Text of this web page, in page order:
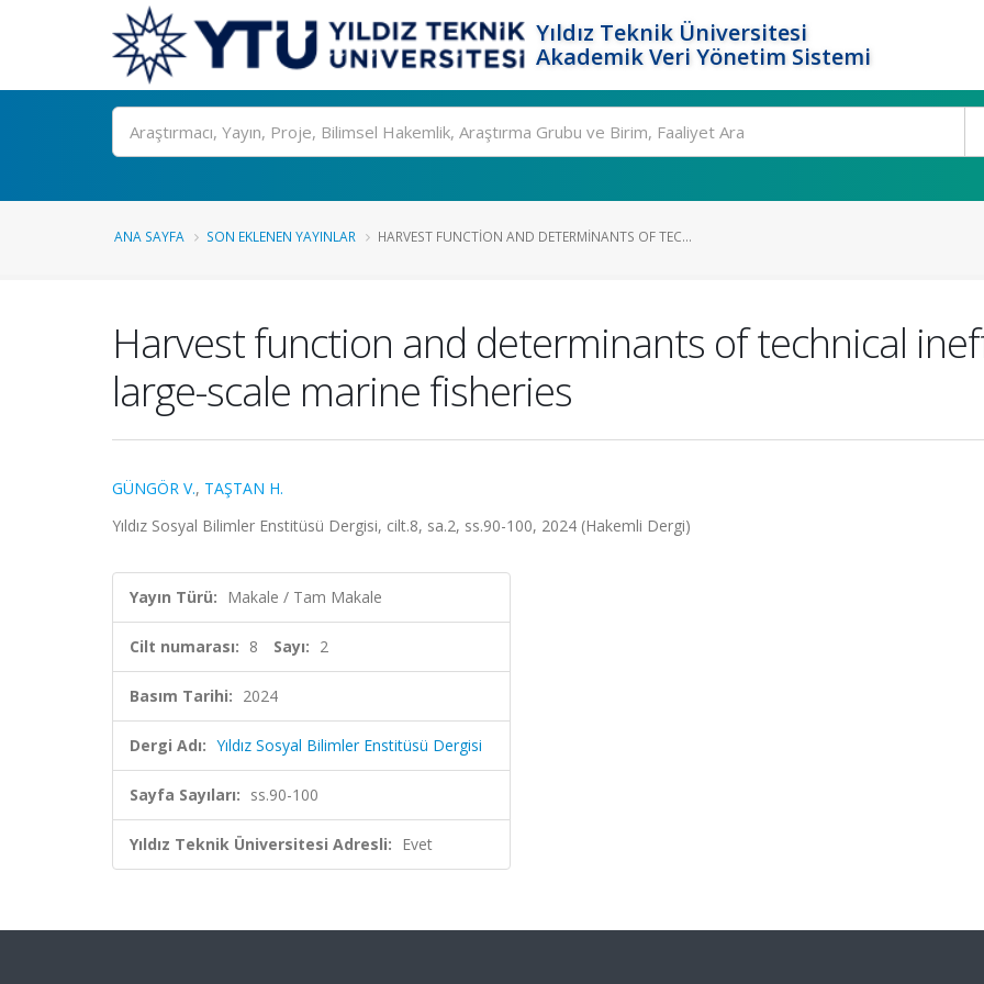
Yıldız Teknik Üniversitesi
Akademik Veri Yönetim Sistemi
Ara
ANA SAYFA SON EKLENEN YAYINLAR HARVEST FUNCTION AND DETERMINANTS OF TEC...
Harvest function and determinants of technical
large-scale marine fisheries
GÜNGÖR V., TAŞTAN H.
Yıldız Sosyal Bilimler Enstitüsü Dergisi, cilt.8, sa.2, ss.90-100, 2024 (Hakemli Dergi)
Yayın Türü: Makale / Tam Makale
Cilt numarası: 8 Sayı: 2
Basım Tarihi: 2024
Dergi Adı: Yıldız Sosyal Bilimler Enstitüsü Dergisi
Sayfa Sayıları: ss.90-100
Yıldız Teknik Üniversitesi Adresli: Evet